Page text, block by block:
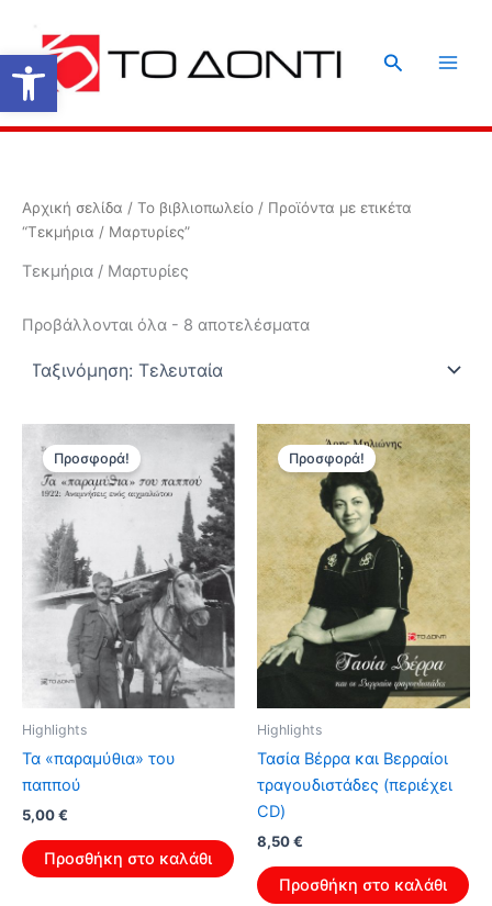
Ανοίξτε τη γραμμή εργαλείων
περιεχόμενο
Αναζήτηση
Αρχική σελίδα / Το βιβλιοπωλείο / Προϊόντα με ετικέτα
“Τεκμήρια / Μαρτυρίες”
Τεκμήρια / Μαρτυρίες
Προβάλλονται όλα - 8 αποτελέσματαSorted
Προσφορά!
Highlights
Τα «παραμύθια» του
παππού
Original
was:
8,00 €.
5,00€
τιμή
είναι:
Προσθήκη στο καλάθι
Προσφορά!
Highlights
Τασία Βέρρα και Βερραίοι
τραγουδιστάδες (περιέχει
CD)
Original
was:
13,60 €.
8,50€
τιμή
είναι:
Προσθήκη στο καλάθι